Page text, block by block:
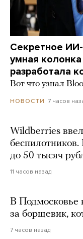
Секретное
умная
разработала
Вот что узнал
НОВОСТИ 7 часов
Wildberries
до 50 тысяч
11 часов назад
В Подмосковье
за борщевик,
7 часов назад